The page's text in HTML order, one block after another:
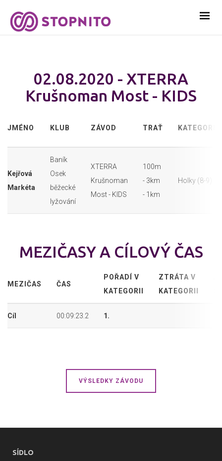
02.08.2020 - XTERRA
Krušnoman Most - KIDS
JMÉNO KLUB ZÁVOD TRAŤ KATEGORIE
Kejřová
Markéta
Baník
Osek
běžecké
lyžování
XTERRA
Krušnoman
Most - KIDS
100m
- 3km
- 1km
Holky (8-9)
MEZIČASY A CÍLOVÝ ČAS
MEZIČAS ČAS
POŘADÍ V
KATEGORII
ZTRÁTA V
KATEGORII
Cíl 00:09:23.2 1.
VÝSLEDKY ZÁVODU
SÍDLO